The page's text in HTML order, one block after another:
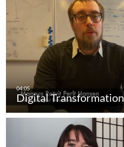
Digital Transformation